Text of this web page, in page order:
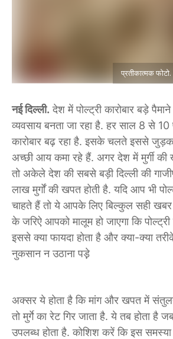
प्रतीकात्मक
नई दिल्ली. देश में पोल्ट्री कारोबार बड़े
व्यवसाय बनता जा रहा है. हर साल 8 से
कारोबार बढ़ रहा है. इसके चलते इससे
अच्छी आय कमा रहे हैं. अगर देश में मुर्गी की
तो अकेले देश की सबसे बड़ी दिल्ली की
लाख मुर्गों की खपत होती है. यदि आप भी
चाहते हैं तो ये आपके लिए बिल्कुल सही
के जरिऐ आपको मालूम हो जाएगा कि
इससे क्या फायदा होता है और क्या-क्या
नुकसान न उठाना पड़े़
अक्सर ये होता है कि मांग और खपत में
तो मुर्गे का रेट गिर जाता है. ये तब होता है
उपलब्ध होता है. कोशिश करें कि इस